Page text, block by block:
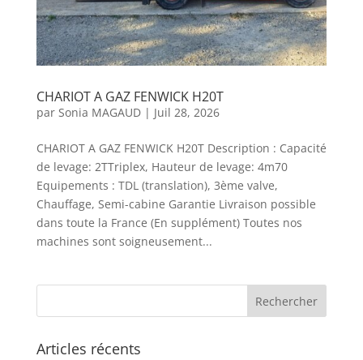
CHARIOT A GAZ FENWICK H20T
par Sonia MAGAUD| Juil 28, 2026
CHARIOT A GAZ FENWICK H20T Description : Capacité
de levage: 2TTriplex, Hauteur de levage: 4m70
Equipements : TDL (translation), 3ème valve,
Chauffage, Semi-cabine Garantie Livraison possible
dans toute la France (En supplément) Toutes nos
machines sont soigneusement...
Articles récents